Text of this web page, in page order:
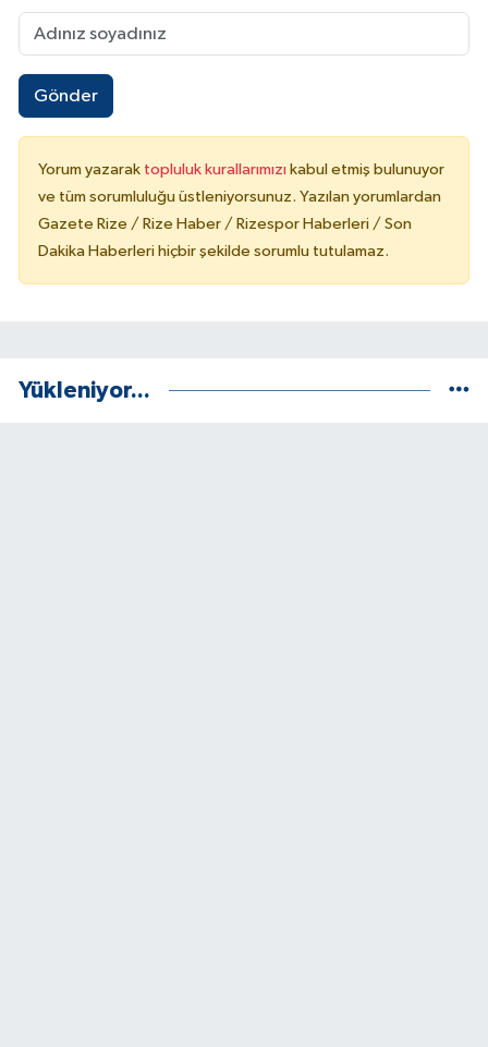
Gönder
Yorum yazarak topluluk kurallarımızı kabul etmiş bulunuyor
ve tüm sorumluluğu üstleniyorsunuz. Yazılan yorumlardan
Gazete Rize / Rize Haber / Rizespor Haberleri / Son
Dakika Haberleri hiçbir şekilde sorumlu tutulamaz.
Yükleniyor...